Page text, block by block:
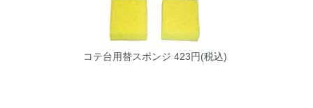
コテ台用替スポンジ 423円(税込)